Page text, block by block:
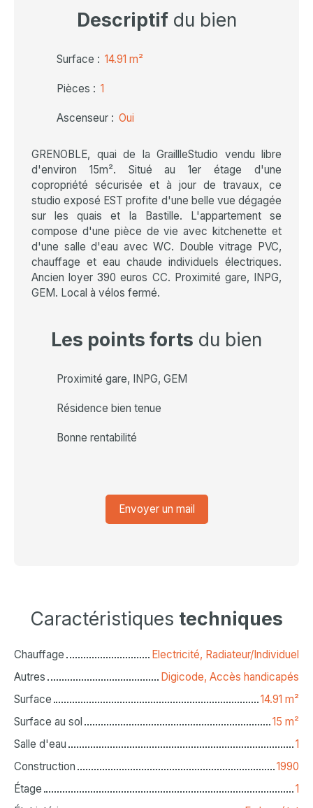
Descriptifdu bien
Surface : 14.91 m²
Pièces : 1
Ascenseur : Oui
GRENOBLE, quai de la GraillleStudio vendu libre
d'environ 15m². Situé au 1er étage d'une
copropriété sécurisée et à jour de travaux, ce
studio exposé EST profite d'une belle vue dégagée
sur les quais et la Bastille. L'appartement se
compose d'une pièce de vie avec kitchenette et
d'une salle d'eau avec WC. Double vitrage PVC,
chauffage et eau chaude individuels électriques.
Ancien loyer 390 euros CC. Proximité gare, INPG,
GEM. Local à vélos fermé.
Les points forts du bien
Proximité gare, INPG, GEM
Résidence bien tenue
Bonne rentabilité
Envoyer un mail
Caractéristiques techniques
Chauffage
Electricité, Radiateur/Individuel
Autres
Digicode, Accès handicapés
Surface
14.91 m²
Surface au sol
15 m²
Salle d'eau
1
Construction
1990
Étage
1